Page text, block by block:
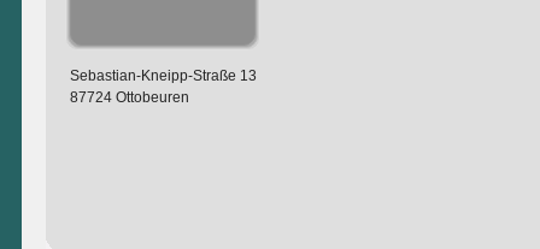
Sebastian-Kneipp-Straße 13
87724 Ottobeuren